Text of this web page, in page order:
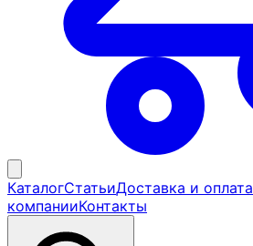
КаталогСтатьиДоставка и оплата
компанииКонтакты